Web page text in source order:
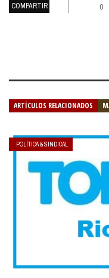
COMPARTIR 0
ARTÍCULOS RELACIONADOS
POLÍTICA & SINDICAL